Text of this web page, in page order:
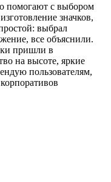
помогают с выбором
значков,
выбрал
все объяснили.
пришли в
на высоте, яркие
пользователям,